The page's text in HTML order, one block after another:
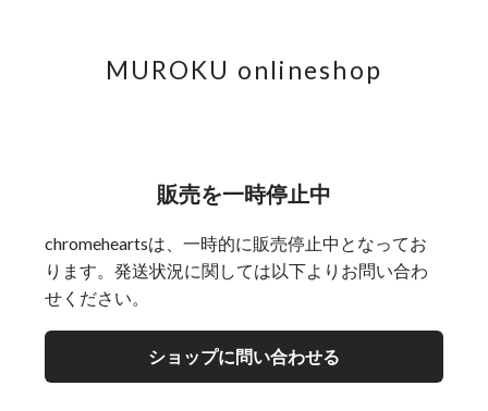
MUROKU onlineshop
販売を一時停止中
chromeheartsは、一時的に販売停止中となってお
ります。発送状況に関しては以下よりお問い合わ
せください。
ショップに問い合わせる